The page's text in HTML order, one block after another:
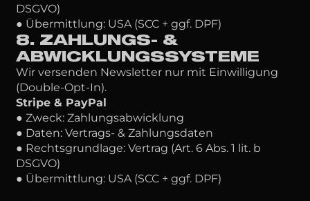
DSGVO)
● Übermittlung: USA (SCC + ggf. DPF)
8. ZAHLUNGS- &
ABWICKLUNGSSYSTEME
Wir versenden Newsletter nur mit Einwilligung
(Double-Opt-In).
Stripe & PayPal
● Zweck: Zahlungsabwicklung
● Daten: Vertrags- & Zahlungsdaten
● Rechtsgrundlage: Vertrag (Art. 6 Abs. 1 lit. b
DSGVO)
● Übermittlung: USA (SCC + ggf. DPF)